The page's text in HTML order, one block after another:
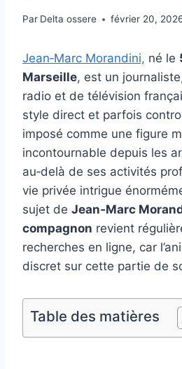
Par Delta ossere février 20,
Jean‑Marc Morandini, né le
Marseille, est un
radio et de télévision
style direct et parfois
imposé comme une figure
incontournable depuis les
au‑delà de ses activités
vie privée intrigue
sujet de Jean‑Marc
compagnon revient
recherches en ligne, car
discret sur cette partie de
Table des matières